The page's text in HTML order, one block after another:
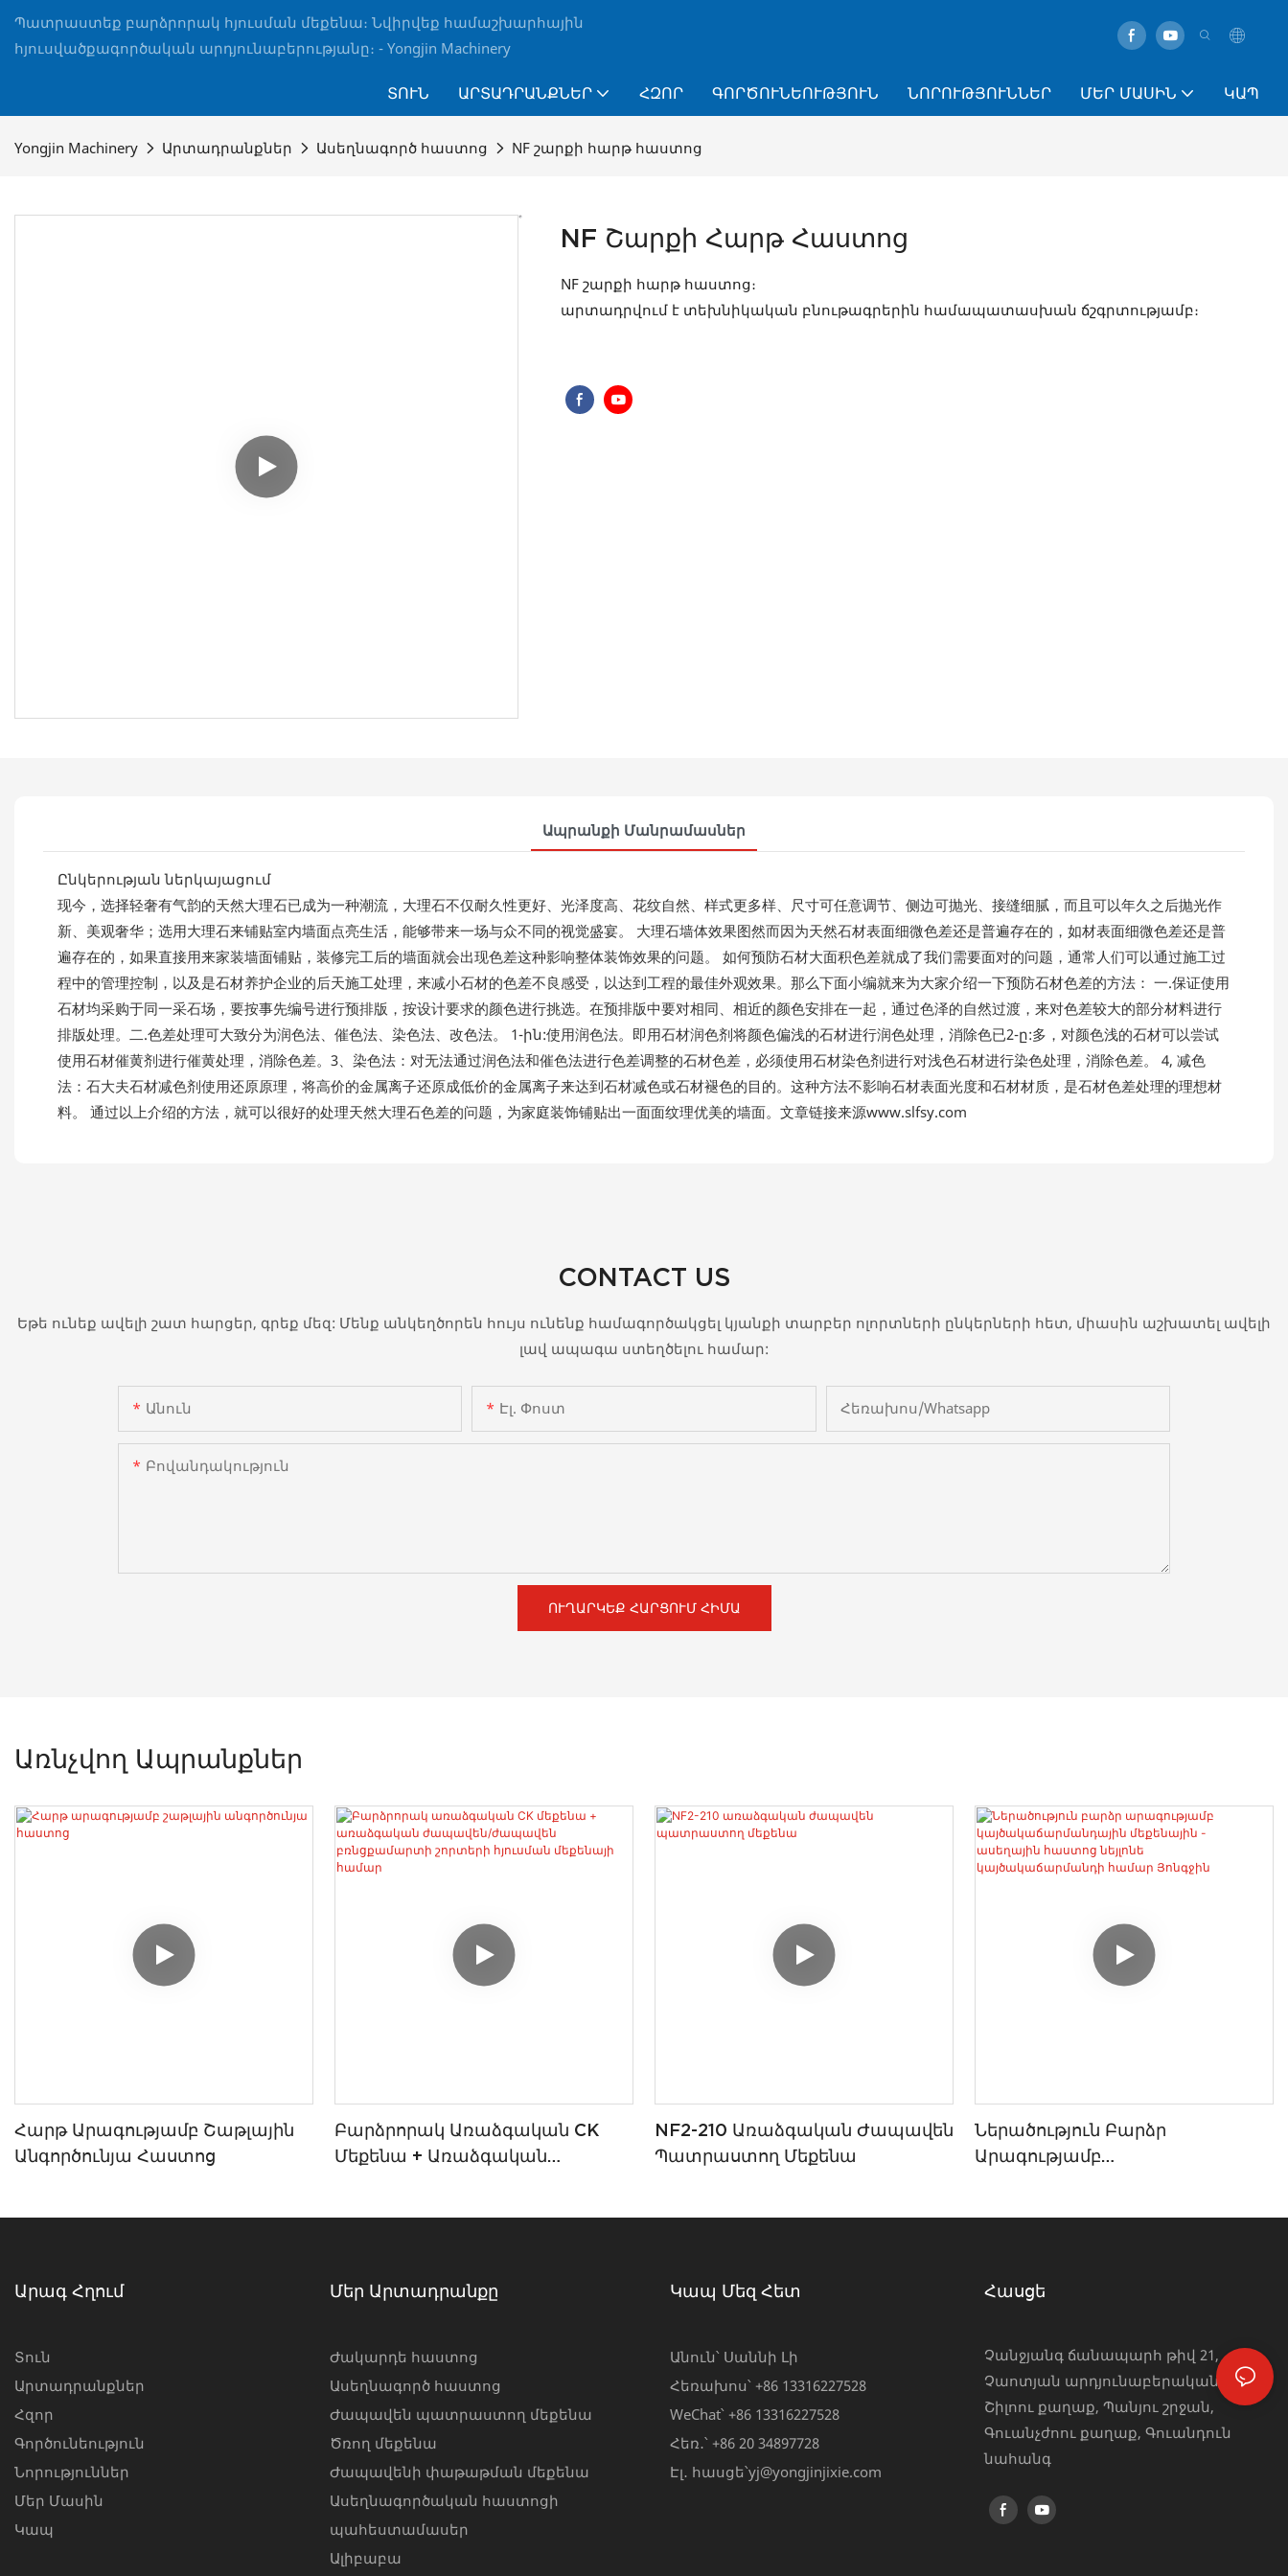
Պատրաստեք բարձրորակ հյուսման մեքենա։ Նվիրվեք համաշխարհային
հյուսվածքագործական արդյունաբերությանը։ - Yongjin Machinery
ՏՈՒՆ ԱՐՏԱԴՐԱՆՔՆԵՐ ՀԶՈՐ ԳՈՐԾՈՒՆԵՈՒԹՅՈՒՆ ՆՈՐՈՒԹՅՈՒՆՆԵՐ ՄԵՐ ՄԱՍԻՆ ԿԱՊ
Yongjin Machinery Արտադրանքներ Ասեղնագործ հաստոց NF շարքի հարթ հաստոց
NF Շարքի Հարթ Հաստոց
NF շարքի հարթ հաստոց։
արտադրվում է տեխնիկական բնութագրերին համապատասխան ճշգրտությամբ։
Ապրանքի Մանրամասներ
Ընկերության ներկայացում
现今，选择轻奢有气韵的天然大理石已成为一种潮流，大理石不仅耐久性更好、光泽度高、花纹自然、样式更多样、尺寸可任意调节、侧边可抛光、接缝细腻，而且可以年久之后抛光作
新、美观奢华；选用大理石来铺贴室内墙面点亮生活，能够带来一场与众不同的视觉盛宴。 大理石墙体效果图然而因为天然石材表面细微色差还是普遍存在的，如材表面细微色差还是普
遍存在的，如果直接用来家装墙面铺贴，装修完工后的墙面就会出现色差这种影响整体装饰效果的问题。 如何预防石材大面积色差就成了我们需要面对的问题，通常人们可以通过施工过
程中的管理控制，以及是石材养护企业的后天施工处理，来减小石材的色差不良感受，以达到工程的最佳外观效果。那么下面小编就来为大家介绍一下预防石材色差的方法： 一.保证使用
石材均采购于同一采石场，要按事先编号进行预排版，按设计要求的颜色进行挑选。在预排版中要对相同、相近的颜色安排在一起，通过色泽的自然过渡，来对色差较大的部分材料进行
排版处理。二.色差处理可大致分为润色法、催色法、染色法、改色法。 1-ին:使用润色法。即用石材润色剂将颜色偏浅的石材进行润色处理，消除色已2-ը:多，对颜色浅的石材可以尝试
使用石材催黄剂进行催黄处理，消除色差。3、染色法：对无法通过润色法和催色法进行色差调整的石材色差，必须使用石材染色剂进行对浅色石材进行染色处理，消除色差。 4, 减色
法：石大夫石材减色剂使用还原原理，将高价的金属离子还原成低价的金属离子来达到石材减色或石材褪色的目的。这种方法不影响石材表面光度和石材材质，是石材色差处理的理想材
料。 通过以上介绍的方法，就可以很好的处理天然大理石色差的问题，为家庭装饰铺贴出一面面纹理优美的墙面。文章链接来源www.slfsy.com
CONTACT US
Եթե ​​​​ունեք ավելի շատ հարցեր, գրեք մեզ: Մենք անկեղծորեն հույս ունենք համագործակցել կյանքի տարբեր ոլորտների ընկերների հետ, միասին աշխատել ավելի
լավ ապագա ստեղծելու համար:
Անուն Էլ. Փոստ Հեռախոս/whatsapp
Բովանդակություն
ՈՒՂԱՐԿԵՔ ՀԱՐՑՈՒՄ ՀԻՄԱ
Առնչվող Ապրանքներ
Հարթ Արագությամբ Շաթլային
Անգործունյա Հաստոց
Բարձրորակ Առաձգական CK
Մեքենա + Առաձգական
NF2-210 Առաձգական Ժապավեն
Պատրաստող Մեքենա
Ներածություն Բարձր
Արագությամբ
Արագ Հղում
Տուն
Արտադրանքներ
Հզոր
Գործունեություն
Նորություններ
Մեր Մասին
Կապ
Մեր Արտադրանքը
Ժակարդե հաստոց
Ասեղնագործ հաստոց
Ժապավեն պատրաստող մեքենա
Ծռող մեքենա
Ժապավենի փաթաթման մեքենա
Ասեղնագործական հաստոցի
պահեստամասեր
Ալիբաբա
Կապ Մեզ Հետ
Անուն՝ Սաննի Լի
Հեռախոս՝ +86 13316227528
WeChat՝ +86 13316227528
Հեռ․՝ +86 20 34897728
Էլ․ հասցե՝yj@yongjinjixie.com
Հասցե
Չանջյանգ ճանապարհ թիվ 21,
Չաոտյան արդյունաբերական գոտի,
Շիլոու քաղաք, Պանյու շրջան,
Գուանչժոու քաղաք, Գուանդուն
նահանգ